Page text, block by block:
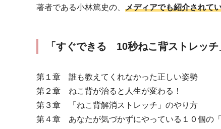
著者である小林篤史の、 メディアでも紹介されて
「すぐできる 10秒ねこ背ストレッチ
第１章 誰も教えてくれなかった正しい姿勢
第２章 ねこ背が治ると人生が変わる！
第３章 「ねこ背解消ストレッチ」のやり方
第４章 あなたが気づかずにやっている１０個の「